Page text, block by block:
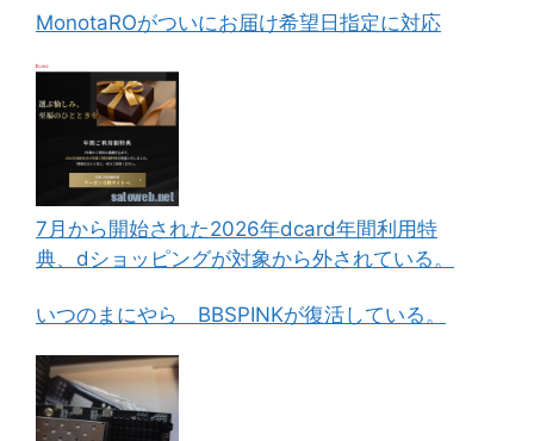
MonotaROがついにお届け希望日指定に対応
7月から開始された2026年dcard年間利用特
典、dショッピングが対象から外されている。
いつのまにやら BBSPINKが復活している。